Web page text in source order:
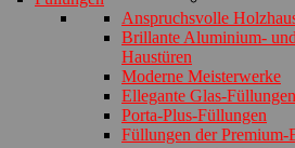
Anspruchsvolle
Brillante Aluminium-
Haustüren
Moderne Meisterwerke
Ellegante Glas-Füllungen
Porta-Plus-Füllungen
Füllungen der Premium-